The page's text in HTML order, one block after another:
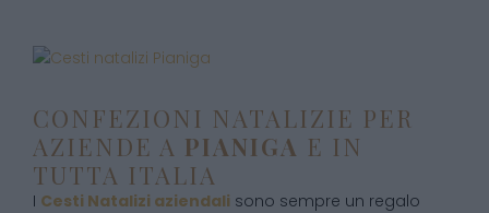
CONFEZIONI NATALIZIE PER
AZIENDE A PIANIGA E IN
TUTTA ITALIA
I Cesti Natalizi aziendali sono sempre un regalo